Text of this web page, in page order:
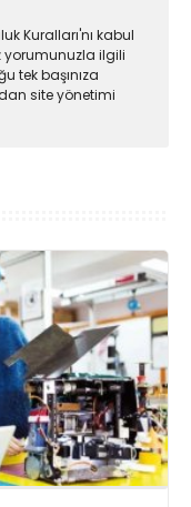
Kuralları'nı kabul
yorumunuzla ilgili
tek başınıza
site yönetimi